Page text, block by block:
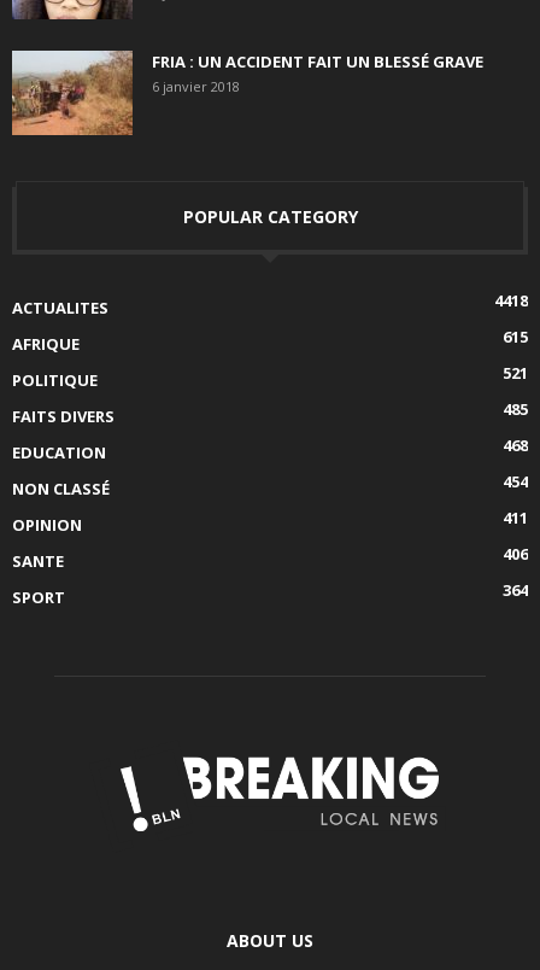
FRIA : UN ACCIDENT FAIT UN BLESSÉ GRAVE
6 janvier 2018
POPULAR CATEGORY
ACTUALITES
4418
AFRIQUE
615
POLITIQUE
521
FAITS DIVERS
485
EDUCATION
468
NON CLASSÉ
454
OPINION
411
SANTE
406
SPORT
364
ABOUT US